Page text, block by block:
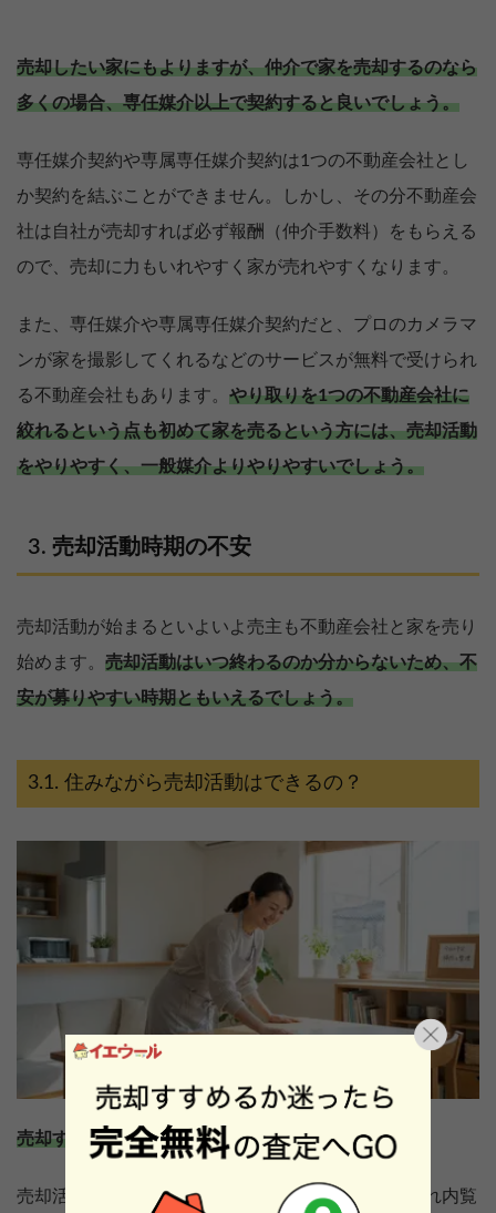
売却したい家にもよりますが、仲介で家を売却するのなら
多くの場合、専任媒介以上で契約すると良いでしょう。
専任媒介契約や専属専任媒介契約は1つの不動産会社とし
か契約を結ぶことができません。しかし、その分不動産会
社は自社が売却すれば必ず報酬（仲介手数料）をもらえる
ので、売却に力もいれやすく家が売れやすくなります。
また、専任媒介や専属専任媒介契約だと、プロのカメラマ
ンが家を撮影してくれるなどのサービスが無料で受けられ
る不動産会社もあります。 やり取りを1つの不動産会社に
絞れるという点も初めて家を売るという方には、売却活動
をやりやすく、一般媒介よりやりやすいでしょう。
売却活動時期の不安
売却活動が始まるといよいよ売主も不動産会社と家を売り
始めます。 売却活動はいつ終わるのか分からないため、不
安が募りやすい時期ともいえるでしょう。
住みながら売却活動はできるの？
売却する家に住みながらの売却活動は可能です。
売却活動が始まれば購入を検討する買主が自宅を訪れ内覧